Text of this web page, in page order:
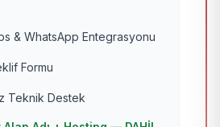
& WhatsApp Entegrasyonu
Formu
Teknik Destek